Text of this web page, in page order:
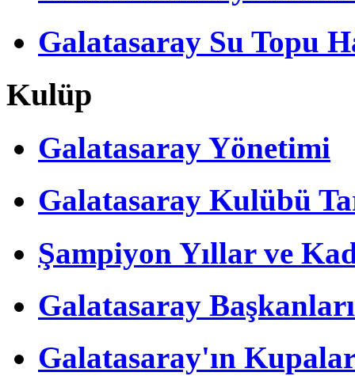
Galatasaray Su Topu
Kulüp
Galatasaray Yönetimi
Galatasaray Kulübü
Şampiyon Yıllar ve
Galatasaray Başkanları
Galatasaray'ın